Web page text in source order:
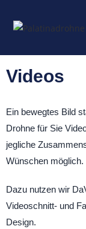
Videos
Ein bewegtes Bild
Drohne für Sie
jegliche
Wünschen möglich.
Dazu nutzen wir
Videoschnitt- und
Design.